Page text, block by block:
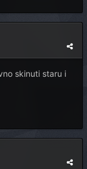
skinuti staru i